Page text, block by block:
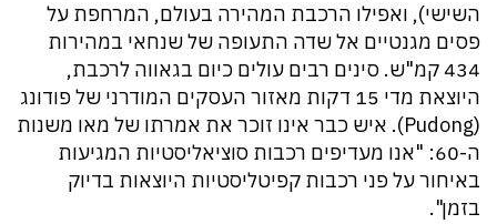
השישי), ואפילו הרכבת המהירה בעולם, המרחפת על
פסים מגנטיים אל שדה התעופה של שנחאי במהירות
434 קמ"ש. סינים רבים עולים כיום בגאווה לרכבת,
היוצאת מדי 15 דקות מאזור העסקים המודרני של פודונג
(Pudong). איש כבר אינו זוכר את אמרתו של מאו משנות
ה-60: "אנו מעדיפים רכבות סוציאליסטיות המגיעות
באיחור על פני רכבות קפיטליסטיות היוצאות בדיוק
בזמן".